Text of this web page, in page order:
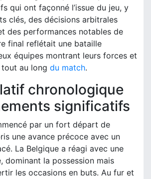
qui ont façonné l’issue du jeu, y
clés, des décisions arbitrales
des performances notables de
final reflétait une bataille
équipes montrant leurs forces et
au long du match.
chronologique
significatifs
par un fort départ de
une avance précoce avec un
La Belgique a réagi avec une
dominant la possession mais
les occasions en buts. Au fur et